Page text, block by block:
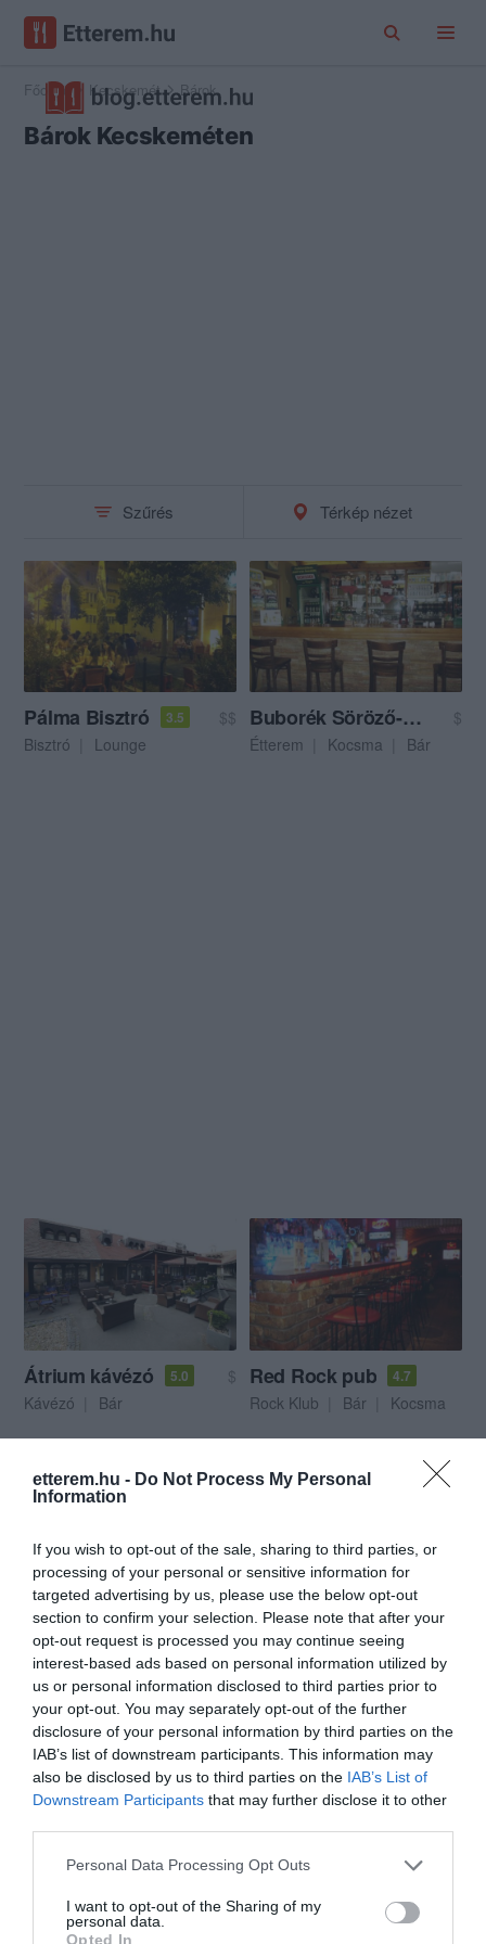
etterem.hu - Do Not Process My Personal
Information
If you wish to opt-out of the sale, sharing to third parties, or
processing of your personal or sensitive information for
targeted advertising by us, please use the below opt-out
section to confirm your selection. Please note that after your
opt-out request is processed you may continue seeing
interest-based ads based on personal information utilized by
us or personal information disclosed to third parties prior to
your opt-out. You may separately opt-out of the further
disclosure of your personal information by third parties on the
IAB’s list of downstream participants. This information may
also be disclosed by us to third parties on the IAB’s List of
Downstream Participants that may further disclose it to other
Please note that this website/app uses one or more Google
not limited to your visit or usage behaviour. You may click to
grant or deny consent to Google and its third-party tags to
Personal Data Processing Opt Outs
I want to opt-out of the Sharing of my
personal data.
Opted In
Főoldal Kecskemét Bárok
Bárok Kecskeméten
Szűrés Térkép nézet
Pálma Bisztró 3.5
$$
Bisztró
Lounge
Buborék Söröző-Étterem
$
Étterem
Kocsma Bár
Átrium kávézó 5.0
$
Kávézó
Bár
Red Rock pub 4.7
Rock Klub Bár Kocsma